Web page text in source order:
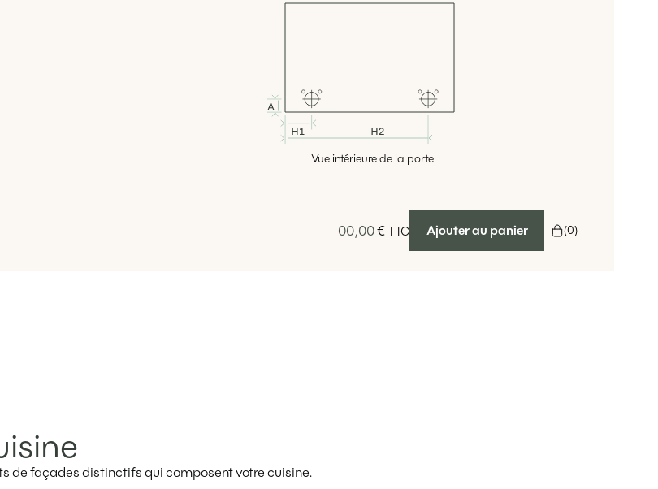
Vue intérieure de la porte
00,00€TTC Ajouter au panier (0)
de façades distinctifs qui composent votre cuisine.